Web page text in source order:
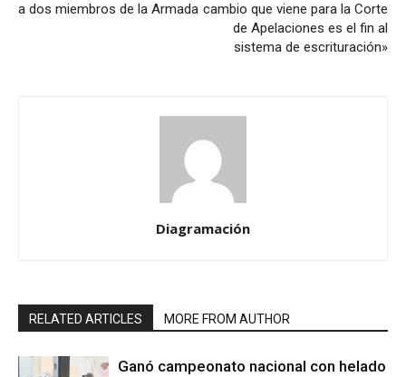
a dos miembros de la Armada cambio que viene para la Corte
de Apelaciones es el fin al
sistema de escrituración»
Diagramación
RELATED ARTICLES MORE FROM AUTHOR
Ganó campeonato nacional con helado